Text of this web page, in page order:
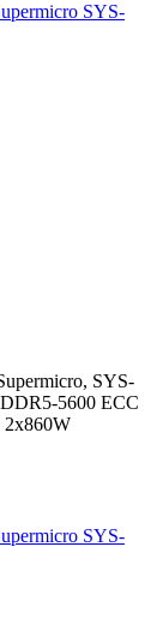
SYS-
SYS-
5600 ECC
SYS-